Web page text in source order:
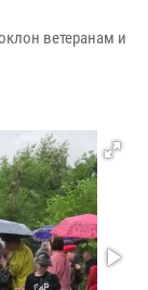
ветеранам и